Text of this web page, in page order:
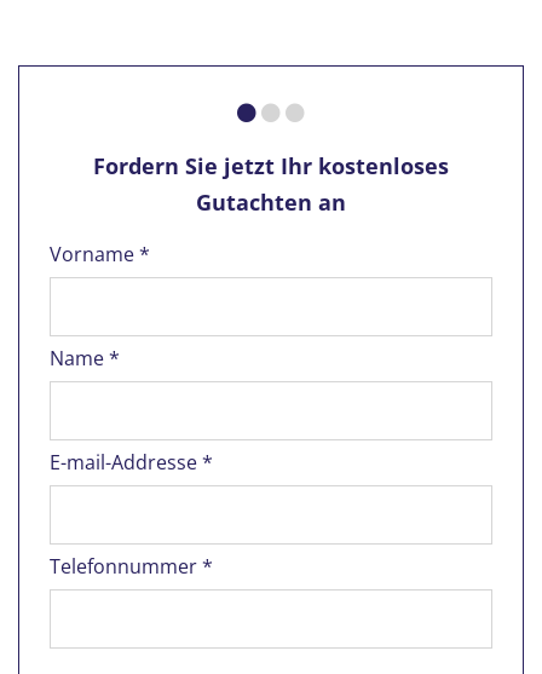
Fordern Sie jetzt Ihr kostenloses
Gutachten an
Vorname *
Name *
E-mail-Addresse *
Telefonnummer *